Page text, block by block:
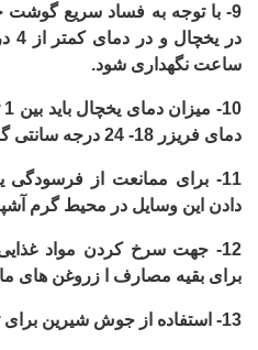
9- با توجه به فساد سریع گوشت
ساعت نگهداری شود.
10-
دمای فریزر 18- 24 درجه سانتی گراد زیر صفر باشد.
11-
برای ممانعت از فرسودگی
دادن این وسایل در محیط گرم
12-
جهت سرخ کردن مواد
برای بقیه مصارف ا زروغن های
13- استفاده از جوش شیرین برای